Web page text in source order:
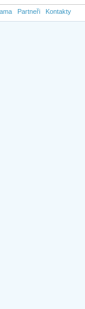
Partneři Kontakty